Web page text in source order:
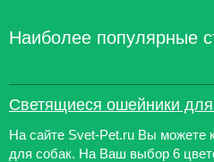
Наиболее популярные
Светящиеся ошейники
На сайте Svet-Pet.ru Вы можете
для собак. На Ваш выбор 6